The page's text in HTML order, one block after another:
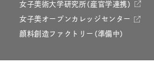
女子美術大学研究所（産官学連携）
女子美オープンカレッジセンター
顔料創造ファクトリー（準備中）